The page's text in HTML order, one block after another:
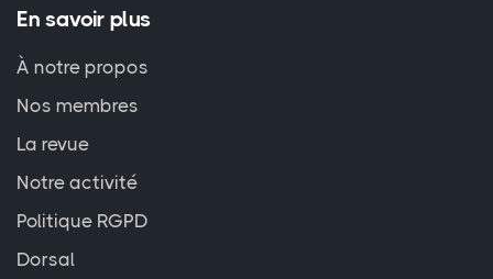
En savoir plus
À notre propos
Nos membres
La revue
Notre activité
Politique RGPD
Dorsal